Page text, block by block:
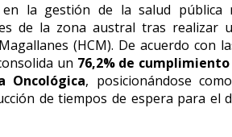
en la gestión de la salud pública
de la zona austral tras realizar
(HCM). De acuerdo con
un 76,2% de cumplimiento
Oncológica, posicionándose
de tiempos de espera para el